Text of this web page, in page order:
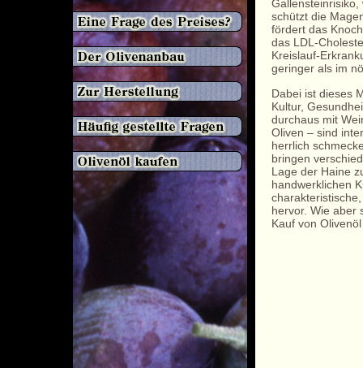
schützt die
fördert das
das LDL-
Kreislauf-
geringer als im
Dabei ist dieses
Kultur,
durchaus mit
Oliven – sind
herrlich
bringen
Lage der Haine
handwerklichen
hervor. Wie aber
Kauf von